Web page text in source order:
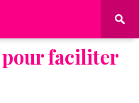
pour faciliter